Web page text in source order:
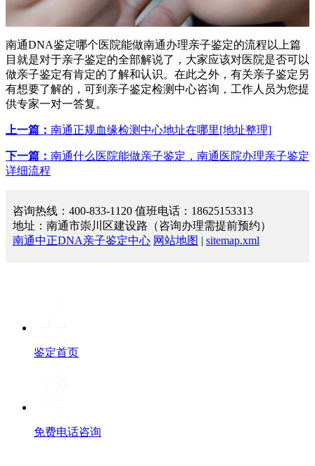
南通DNA鉴定哪个医院能做南通办理亲子鉴定的流程以上篇
目就是对于亲子鉴定的全部解说了，大家应该对医院是否可以
做亲子鉴定有肯定的了解和认识。在此之外，有关亲子鉴定另
有想要了解的，可到亲子鉴定检测中心咨询，工作人员为您提
供专家一对一答复。
上一篇： 南通正规血缘检测中心地址在哪里[地址整理]
下一篇： 南通什么医院能做亲子鉴定，南通医院办理亲子鉴定
详细流程
咨询热线：400-833-1120 值班电话：18625153313
地址：南通市崇川区建设路（咨询办理需提前预约）
南通中正DNA亲子鉴定中心 网站地图 | sitemap.xml
鉴定首页
免费电话咨询